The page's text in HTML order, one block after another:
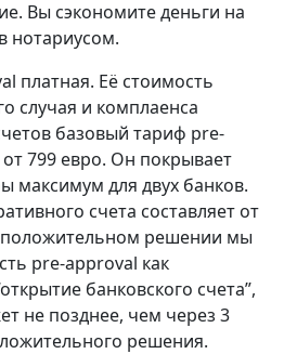
Вы сэкономите деньги на
нотариусом.
платная. Её стоимость
случая и комплаенса
базовый тариф pre-
799 евро. Он покрывает
максимум для двух банков.
счета составляет от
решении мы
pre-approval как
банковского счета”,
не позднее, чем через 3
решения.